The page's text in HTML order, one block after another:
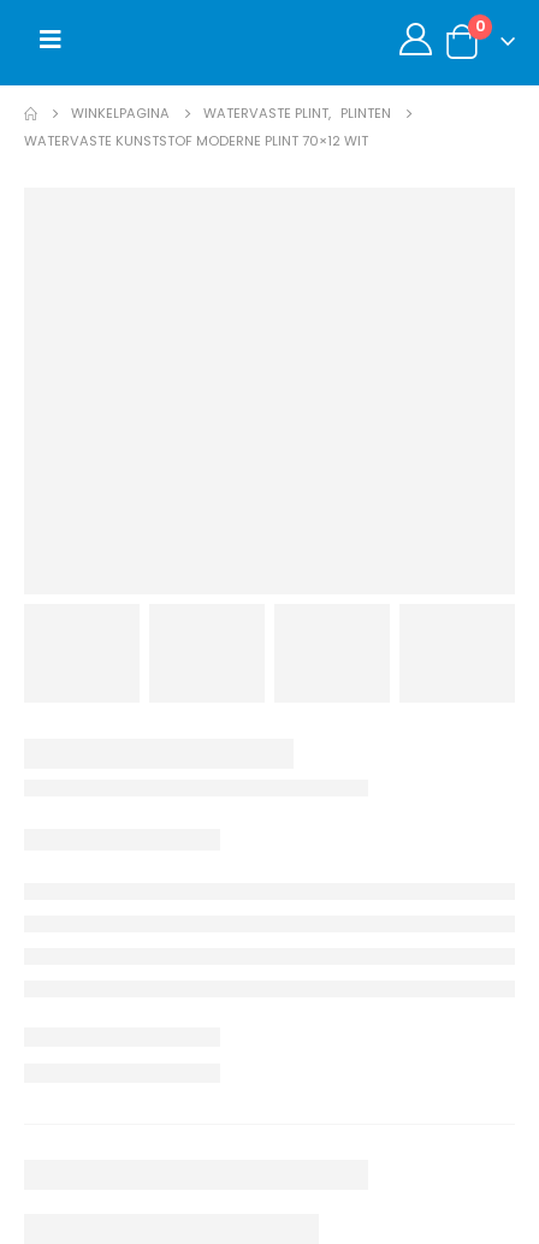
0
WINKELPAGINA WATERVASTE PLINT, PLINTEN
WATERVASTE KUNSTSTOF MODERNE PLINT 70×12 WIT